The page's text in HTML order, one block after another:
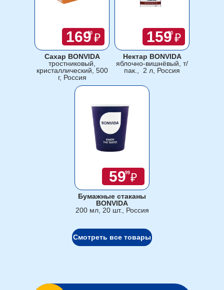
169
00 ₽
Сахар BONVIDA
тростниковый,
кристаллический, 500
г, Россия
5999₽
Бумажные стаканы
BONVIDA
200 мл, 20 шт., Россия
159
00 ₽
Нектар BONVIDA
яблочно-вишнёвый, т/
пак., 2 л, Россия
Смотреть все товары